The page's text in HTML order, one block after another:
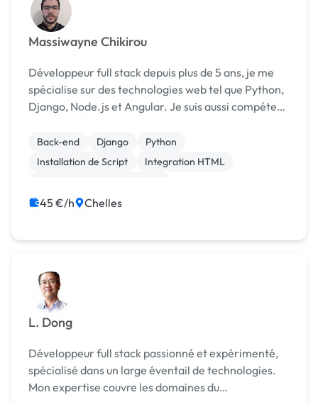
Massiwayne Chikirou
Développeur full stack depuis plus de 5 ans, je me
spécialise sur des technologies web tel que Python,
Django, Node.js et Angular. Je suis aussi compétent
logiciel, l'administration de base de données ou ...
Back-end Django
Python
Installation de Script
Integration HTML
Modules et composants
45 €/h Chelles
L. Dong
Développeur full stack passionné et expérimenté,
spécialisé dans un large éventail de technologies.
Mon expertise couvre les domaines du